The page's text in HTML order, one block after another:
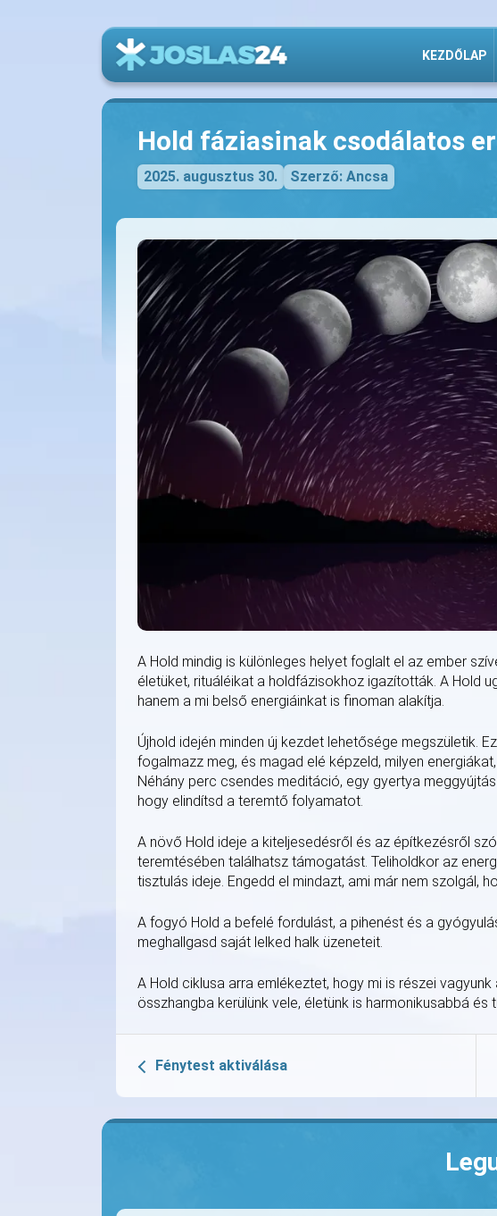
KEZDŐLAP
Hold fáziasinak csodálatos
2025. augusztus 30. Szerző: Ancsa
A Hold mindig is különleges helyet foglalt el az ember
életüket, rituáléikat a holdfázisokhoz igazították. A Hold
hanem a mi belső energiáinkat is finoman alakítja.
Újhold idején minden új kezdet lehetősége megszületik.
fogalmazz meg, és magad elé képzeld, milyen
Néhány perc csendes meditáció, egy gyertya
hogy elindítsd a teremtő folyamatot.
A növő Hold ideje a kiteljesedésről és az építkezésről
teremtésében találhatsz támogatást. Teliholdkor az
tisztulás ideje. Engedd el mindazt, ami már nem szolgál,
A fogyó Hold a befelé fordulást, a pihenést és a
meghallgasd saját lelked halk üzeneteit.
A Hold ciklusa arra emlékeztet, hogy mi is részei
összhangba kerülünk vele, életünk is harmonikusabbá és
Fénytest aktiválása